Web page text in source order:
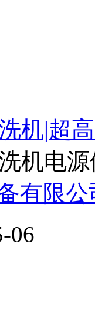
机|超
机电
有限公
06